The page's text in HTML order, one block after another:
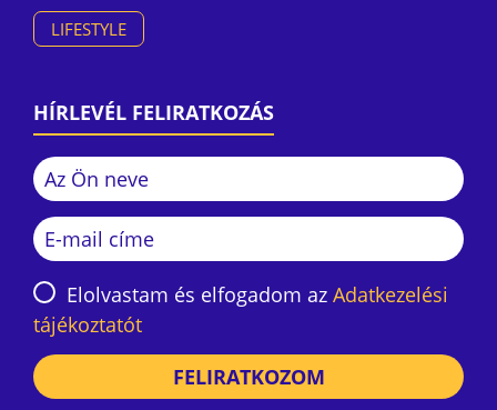
LIFESTYLE
HÍRLEVÉL FELIRATKOZÁS
Elolvastam és elfogadom az Adatkezelési
tájékoztatót
FELIRATKOZOM